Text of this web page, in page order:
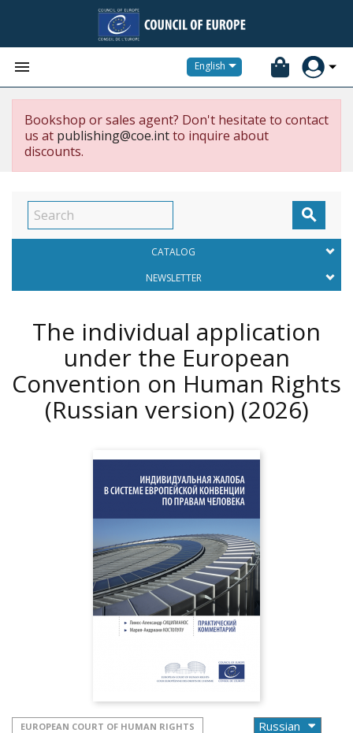
 English
Bookshop or sales agent? Don't hesitate to contact
us at publishing@coe.intto inquire about
discounts.

CATALOG
NEWSLETTER
The individual application
under the European
Convention on Human Rights
(Russian version) (2026)
EUROPEAN COURT OF HUMAN RIGHTS